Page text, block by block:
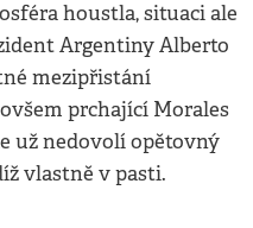
houstla, situaci ale
Argentiny Alberto
mezipřistání
prchající Morales
už nedovolí opětovný
vlastně v pasti.